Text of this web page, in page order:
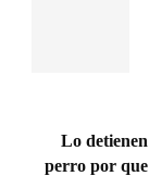
Lo
perro por